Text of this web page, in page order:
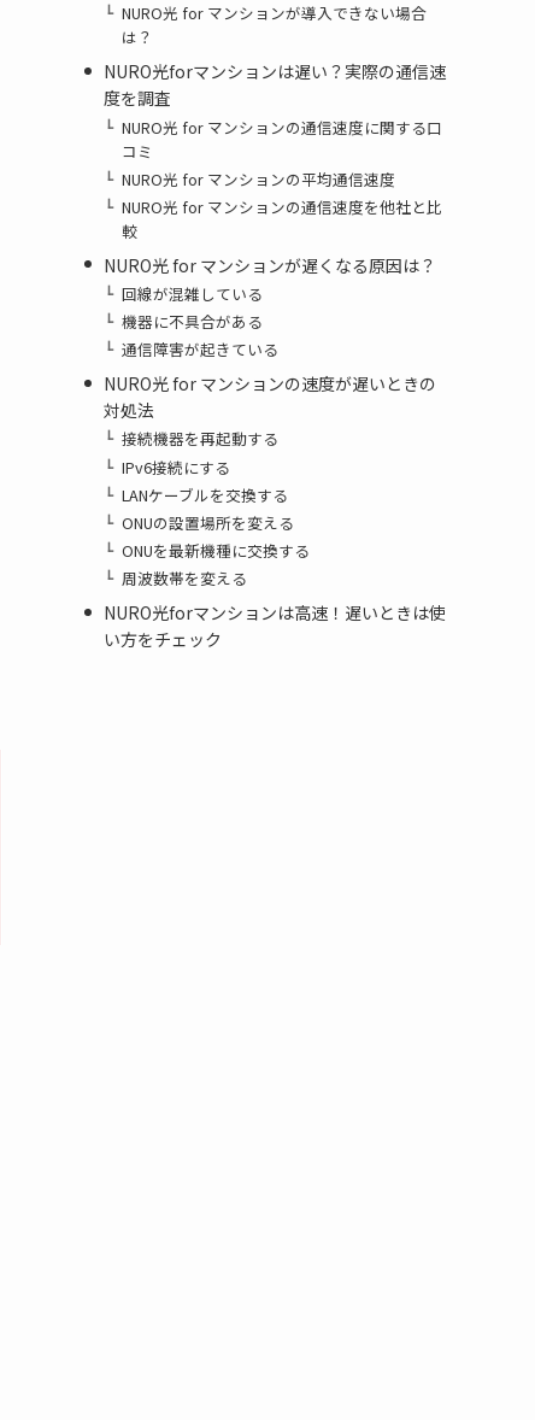
NURO光 for マンションが導入できない場合
は？
NURO光forマンションは遅い？実際の通信速
度を調査
NURO光 for マンションの通信速度に関する口
コミ
NURO光 for マンションの平均通信速度
NURO光 for マンションの通信速度を他社と比
較
NURO光 for マンションが遅くなる原因は？
回線が混雑している
機器に不具合がある
通信障害が起きている
NURO光 for マンションの速度が遅いときの
対処法
接続機器を再起動する
IPv6接続にする
LANケーブルを交換する
ONUの設置場所を変える
ONUを最新機種に交換する
周波数帯を変える
NURO光forマンションは高速！遅いときは使
い方をチェック